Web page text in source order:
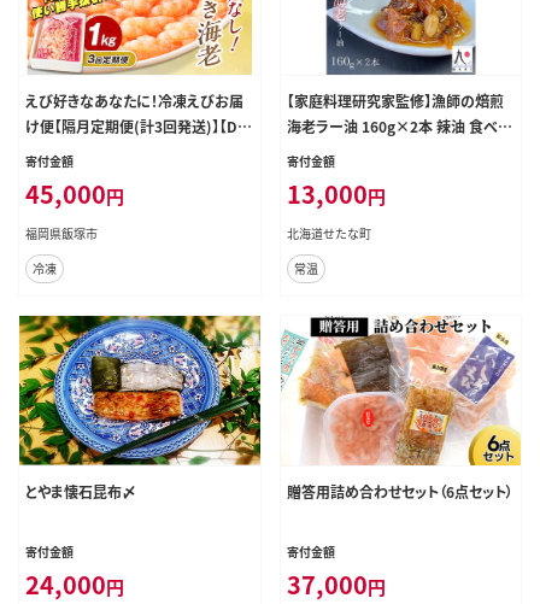
えび好きなあなたに！冷凍えびお届
け便【隔月定期便(計3回発送)】【D5-
035】
寄付金額
45,000円
福岡県飯塚市
冷凍
【家庭料理研究家監修】漁師の焙煎
海老ラー油 160g×2本 辣油 食べる
ラー油 餃子 そば そうめん 自家製 ご
納税
寄付金額
13,000円
北海道せたな町
常温
とやま懐石昆布〆
寄付金額
24,000円
贈答用詰め合わせセット（6点セット）
寄付金額
37,000円